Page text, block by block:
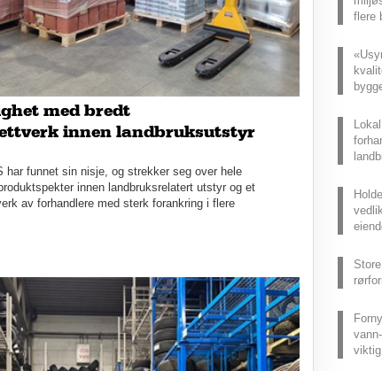
med bredt
innen landbruksutstyr
har funnet sin nisje, og strekker seg over hele
innen landbruksrelatert utstyr og et
av forhandlere med sterk forankring i flere
flere